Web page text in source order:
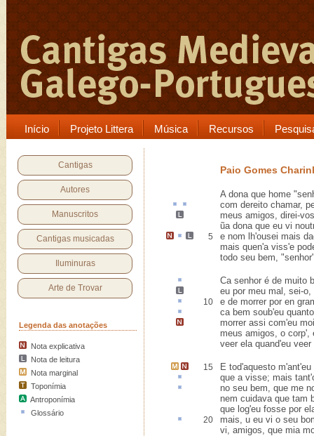
Início Projeto Littera Música Recursos
Cantigas
Autores
Manuscritos
Cantigas musicadas
Iluminuras
Arte de Trovar
Legenda das anotações
Nota explicativa
Nota de leitura
Nota marginal
Toponímia
Antroponímia
Glossário
Paio Gomes
A dona que home
com dereito chamar,
meus amigos, direi-
ũa dona que eu vi
5 e nom lh'ousei mais
mais quen'a viss'e
todo seu bem,
Casenhor é de muito
eu por meu mal, sei-o,
10 e de morrer por en
ca bem soub'eu
morrer assi com'eu
meus amigos, o corp',
veer ela quand'eu veer
15
E tod'aquesto m'ant'eu
que a visse; mais tant'
no seu bem, que me
nem cuidava que tam
que log'eu fosse por
20 mais, u eu vi o seu
vi, amigos, que mia